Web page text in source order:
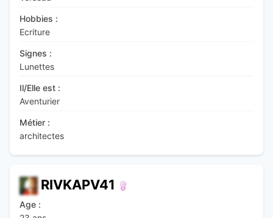
Hobbies :
Ecriture
Signes :
Lunettes
Il/Elle est :
Aventurier
Métier :
architectes
RIVKAPV41
Age :